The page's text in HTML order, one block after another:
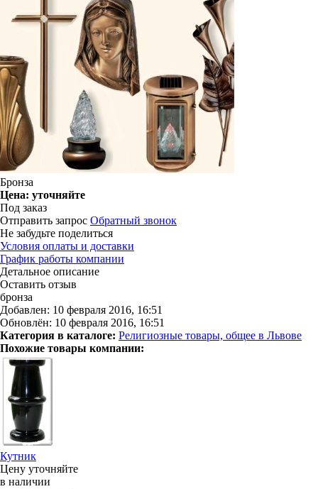
Бронза
Цена: уточняйте
Под заказ
Отправить запрос Обратный звонок
Не забудьте поделиться
Условия оплаты и доставки
График работы компании
Детальное описание
Оставить отзыв
бронза
Добавлен: 10 февраля 2016, 16:51
Обновлён: 10 февраля 2016, 16:51
Категория в каталоге: Религиозные товары, общее в Львове
Похожие товары компании:
Кутник
Цену уточняйте
в наличии